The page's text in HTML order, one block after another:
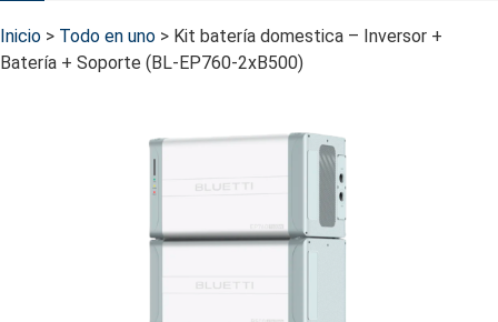
Inicio > Todo en uno > Kit batería domestica – Inversor +
Batería + Soporte (BL-EP760-2xB500)